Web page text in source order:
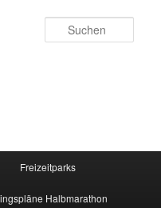
Freizeitparks
Halbmarathon